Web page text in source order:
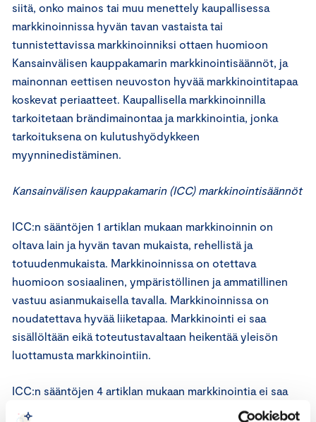
siitä, onko mainos tai muu menettely kaupallisessa
markkinoinnissa hyvän tavan vastaista tai
tunnistettavissa markkinoinniksi ottaen huomioon
Kansainvälisen kauppakamarin markkinointisäännöt, ja
mainonnan eettisen neuvoston hyvää markkinointitapaa
koskevat periaatteet. Kaupallisella markkinoinnilla
tarkoitetaan brändimainontaa ja markkinointia, jonka
tarkoituksena on kulutushyödykkeen
myynninedistäminen.
Kansainvälisen kauppakamarin (ICC) markkinointisäännöt
ICC:n sääntöjen 1 artiklan mukaan markkinoinnin on
oltava lain ja hyvän tavan mukaista, rehellistä ja
totuudenmukaista. Markkinoinnissa on otettava
huomioon sosiaalinen, ympäristöllinen ja ammatillinen
vastuu asianmukaisella tavalla. Markkinoinnissa on
noudatettava hyvää liiketapaa. Markkinointi ei saa
sisällöltään eikä toteutustavaltaan heikentää yleisön
luottamusta markkinointiin.
ICC:n sääntöjen 4 artiklan mukaan markkinointia ei saa
laatia siten, että kuluttajan luottamusta,